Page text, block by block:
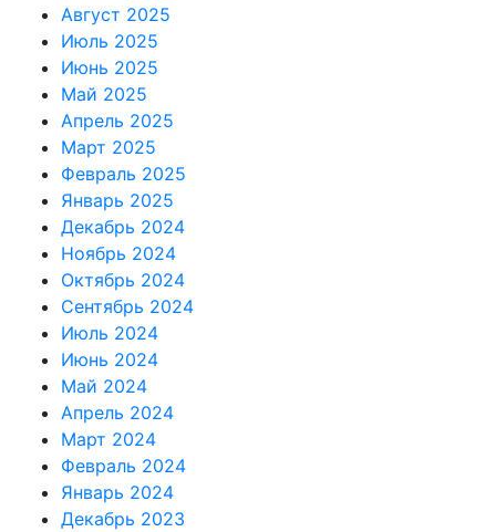
Август 2025
Июль 2025
Июнь 2025
Май 2025
Апрель 2025
Март 2025
Февраль 2025
Январь 2025
Декабрь 2024
Ноябрь 2024
Октябрь 2024
Сентябрь 2024
Июль 2024
Июнь 2024
Май 2024
Апрель 2024
Март 2024
Февраль 2024
Январь 2024
Декабрь 2023